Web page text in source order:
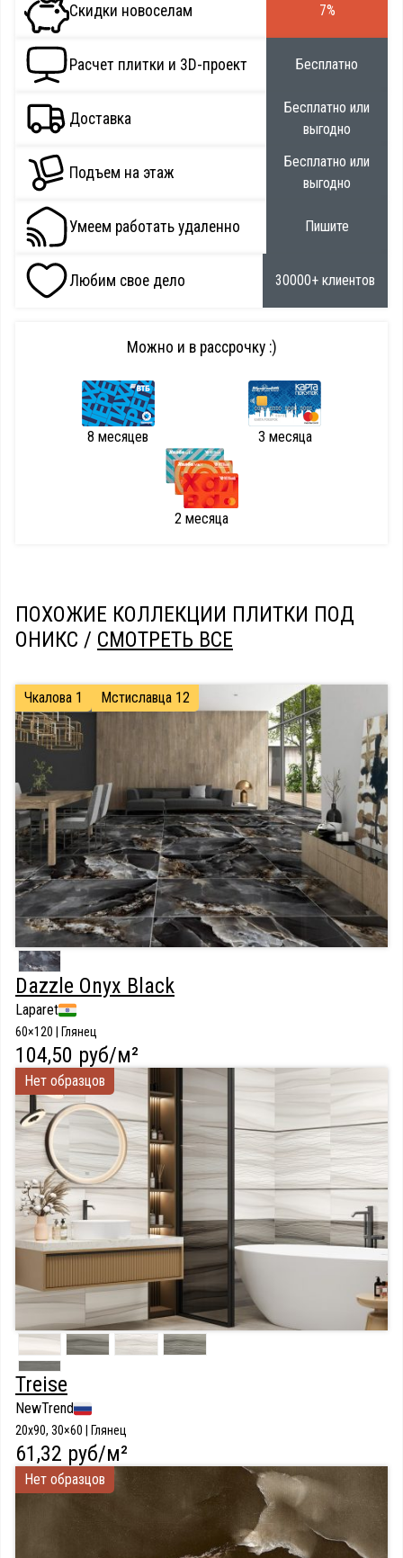
Скидки новоселам 7%
Расчет плитки и 3D-проект Бесплатно
Доставка
Бесплатно или
выгодно
Подъем на этаж
Бесплатно или
выгодно
Умеем работать удаленно Пишите
Любим свое дело 30000+ клиентов
Можно и в рассрочку :)
8 месяцев 3 месяца
2 месяца
ПОХОЖИЕ КОЛЛЕКЦИИ ПЛИТКИ ПОД
ОНИКС / СМОТРЕТЬ ВСЕ
Чкалова 1 Мстиславца 12
Dazzle Onyx Black
Laparet
60×120 | Глянец
104,50 руб/м²
Нет образцов
Treise
NewTrend
20х90, 30×60 | Глянец
61,32 руб/м²
Нет образцов